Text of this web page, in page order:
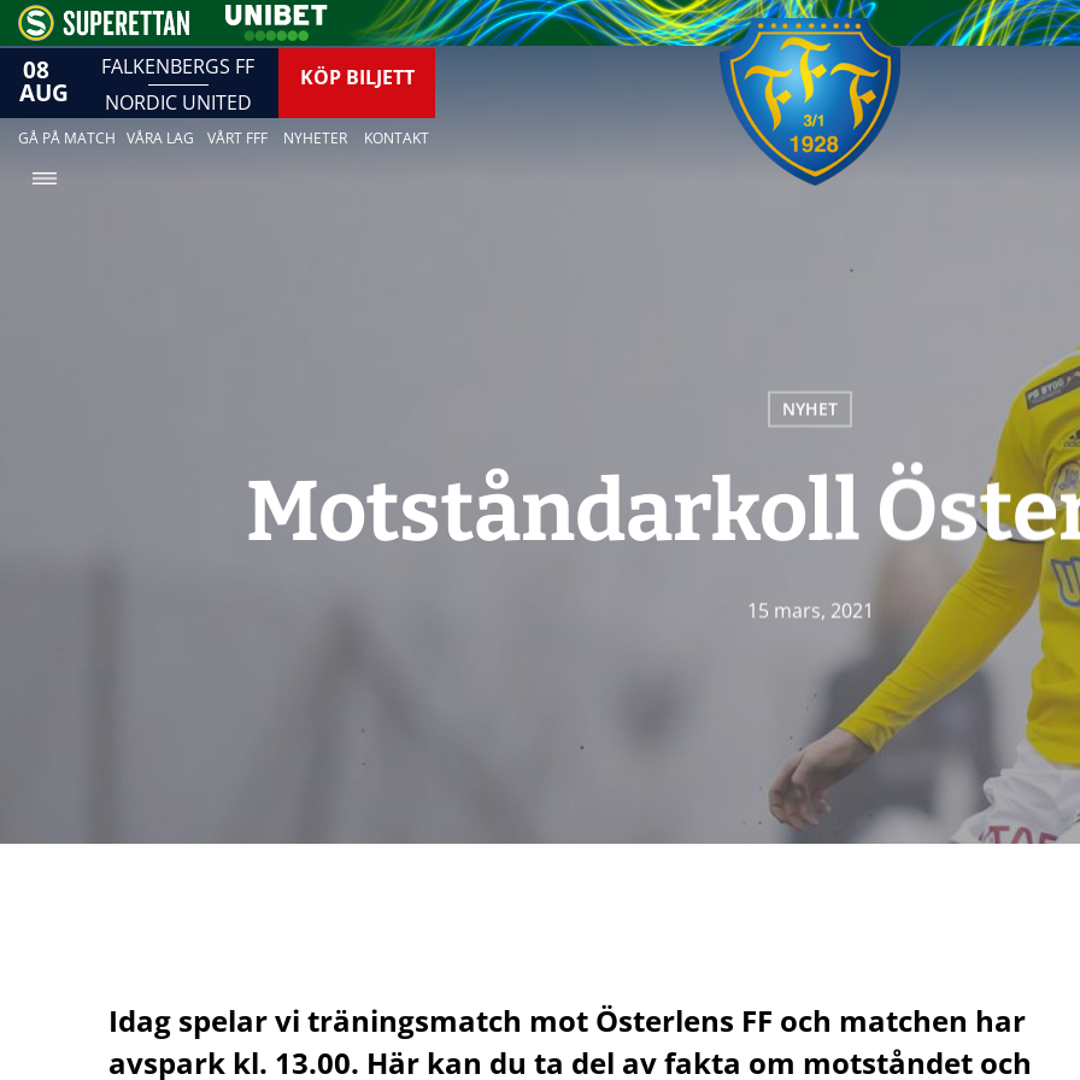
08
AUG
FALKENBERGS FF
NORDIC UNITED
KÖP BILJETT
GÅ PÅ MATCH VÅRA LAG VÅRT FFF NYHETER KONTAKT
NYHET
Motståndarkoll
15 mars, 2021
Idag spelar vi träningsmatch mot Österlens FF och matchen har
avspark kl. 13.00. Här kan du ta del av fakta om motståndet och